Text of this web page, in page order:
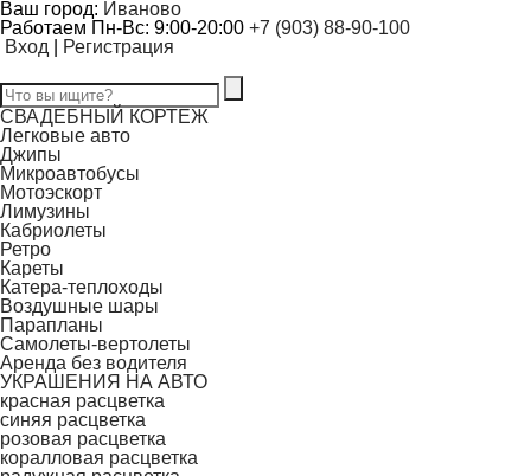
Ваш город: Иваново
Работаем Пн-Вс: 9:00-20:00 +7 (903) 88-90-100
Вход
Регистрация
СВАДЕБНЫЙ КОРТЕЖ
Легковые авто
Джипы
Микроавтобусы
Мотоэскорт
Лимузины
Кабриолеты
Ретро
Кареты
Катера-теплоходы
Воздушные шары
Парапланы
Самолеты-вертолеты
Аренда без водителя
УКРАШЕНИЯ НА АВТО
красная расцветка
синяя расцветка
розовая расцветка
коралловая расцветка